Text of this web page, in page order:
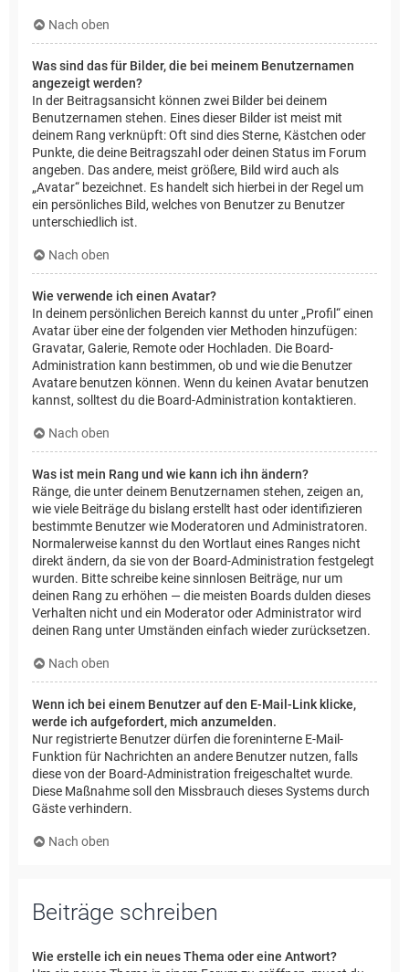
Nach oben
Was sind das für Bilder, die bei meinem Benutzernamen
angezeigt werden?
In der Beitragsansicht können zwei Bilder bei deinem
Benutzernamen stehen. Eines dieser Bilder ist meist mit
deinem Rang verknüpft: Oft sind dies Sterne, Kästchen oder
Punkte, die deine Beitragszahl oder deinen Status im Forum
angeben. Das andere, meist größere, Bild wird auch als
„Avatar“ bezeichnet. Es handelt sich hierbei in der Regel um
ein persönliches Bild, welches von Benutzer zu Benutzer
unterschiedlich ist.
Nach oben
Wie verwende ich einen Avatar?
In deinem persönlichen Bereich kannst du unter „Profil“ einen
Avatar über eine der folgenden vier Methoden hinzufügen:
Gravatar, Galerie, Remote oder Hochladen. Die Board-
Administration kann bestimmen, ob und wie die Benutzer
Avatare benutzen können. Wenn du keinen Avatar benutzen
kannst, solltest du die Board-Administration kontaktieren.
Nach oben
Was ist mein Rang und wie kann ich ihn ändern?
Ränge, die unter deinem Benutzernamen stehen, zeigen an,
wie viele Beiträge du bislang erstellt hast oder identifizieren
bestimmte Benutzer wie Moderatoren und Administratoren.
Normalerweise kannst du den Wortlaut eines Ranges nicht
direkt ändern, da sie von der Board-Administration festgelegt
wurden. Bitte schreibe keine sinnlosen Beiträge, nur um
deinen Rang zu erhöhen — die meisten Boards dulden dieses
Verhalten nicht und ein Moderator oder Administrator wird
deinen Rang unter Umständen einfach wieder zurücksetzen.
Nach oben
Wenn ich bei einem Benutzer auf den E-Mail-Link klicke,
werde ich aufgefordert, mich anzumelden.
Nur registrierte Benutzer dürfen die foreninterne E-Mail-
Funktion für Nachrichten an andere Benutzer nutzen, falls
diese von der Board-Administration freigeschaltet wurde.
Diese Maßnahme soll den Missbrauch dieses Systems durch
Gäste verhindern.
Nach oben
Beiträge schreiben
Wie erstelle ich ein neues Thema oder eine Antwort?